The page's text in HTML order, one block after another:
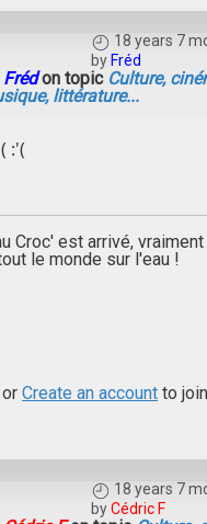
18 years 7
byFréd
Frédon topic Culture,
littérature...
:'(
Croc' est arrivé,
le monde sur l'eau !
or Create an account to
18 years 7
byCédric F